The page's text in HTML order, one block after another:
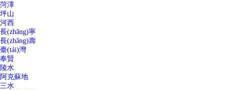
菏澤
坪山
河西
長(zhǎng)寧
長(zhǎng)壽
臺(tái)灣
奉賢
陵水
阿克蘇地
三水